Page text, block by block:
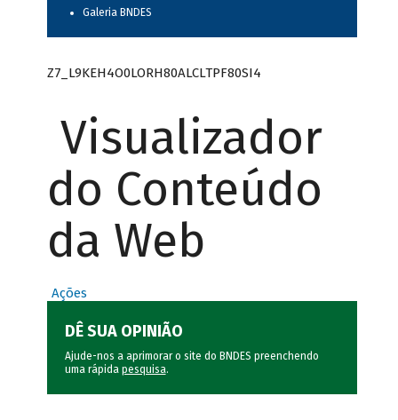
Galeria BNDES
Z7_L9KEH4O0LORH80ALCLTPF80SI4
Visualizador
do Conteúdo
da Web
Ações
DÊ SUA OPINIÃO
Ajude-nos a aprimorar o site do BNDES preenchendo
uma rápida pesquisa.